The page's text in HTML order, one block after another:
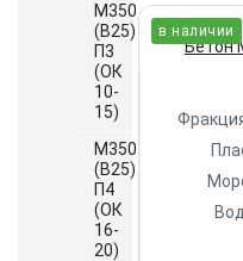
М350
(B25)
П3
(ОК
10-
15)
М350
(B25)
П4
(ОК
16-
20)
в наличии
Бетон